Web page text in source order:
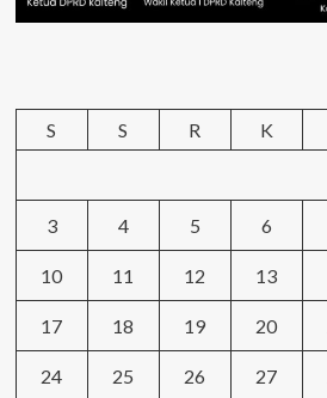
S
S R K
3 4 5 6
10 11 12 13
17 18 19 20
24 25 26 27